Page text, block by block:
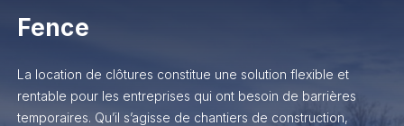
Fence
La location de clôtures constitue une solution flexible et
rentable pour les entreprises qui ont besoin de barrières
temporaires. Qu’il s’agisse de chantiers de construction,